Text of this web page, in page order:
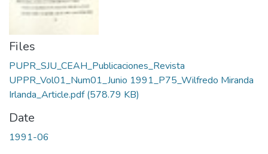
Files
PUPR_SJU_CEAH_Publicaciones_Revista
UPPR_Vol01_Num01_Junio 1991_P75_Wilfredo Miranda
Irlanda_Article.pdf(578.79 KB)
Date
1991-06